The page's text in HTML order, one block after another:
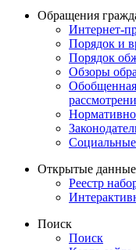
Обращения
Интернет-
Порядок и
Порядок
Обзоры
Обобщенная
Социальные
Открытые данные
Реестр
Поиск
Поиск